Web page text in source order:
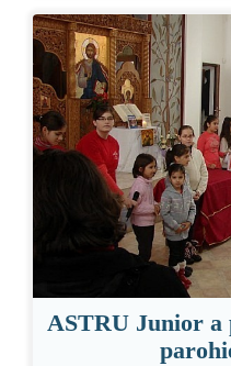
ASTRU Junior